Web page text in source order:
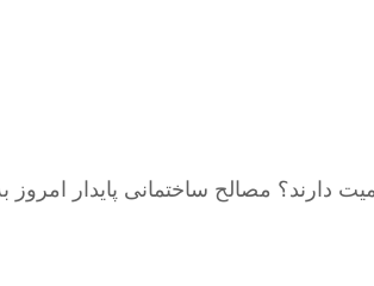
دارند؟ مصالح ساختمانی پایدار